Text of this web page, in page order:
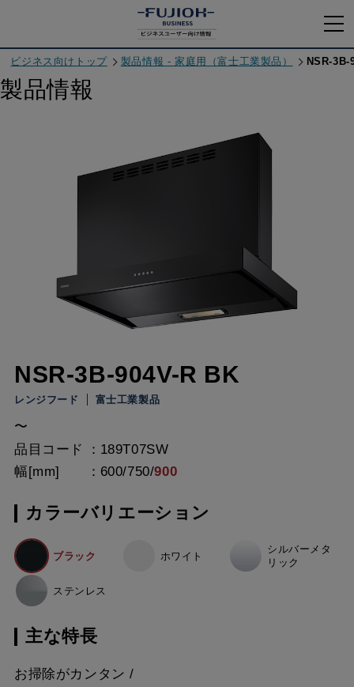
ビジネス向けトップ 製品情報 - 家庭用（富士工業製品） NSR-3B-
製品情報
NSR-3B-904V-R BK
レンジフード 富士工業製品
〜
品目コード
189T07SW
幅[mm]
600/750/900
カラーバリエーション
ブラック ホワイト
シルバーメタ
リック
ステンレス
主な特長
お掃除がカンタン